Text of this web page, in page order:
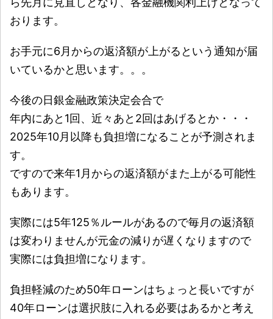
おります。
お手元に6月からの返済額が上がるという通知が届
いているかと思います。。。
今後の日銀金融政策決定会合で
年内にあと1回、近々あと2回はあげるとか・・・
2025年10月以降も負担増になることが予測されま
す。
ですので来年1月からの返済額がまた上がる可能性
もあります。
実際には5年125％ルールがあるので毎月の返済額
は変わりませんが元金の減りが遅くなりますので
実際には負担増になります。
負担軽減のため50年ローンはちょっと長いですが
40年ローンは選択肢に入れる必要はあるかと考え